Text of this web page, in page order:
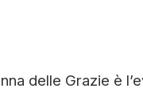
delle Grazie è